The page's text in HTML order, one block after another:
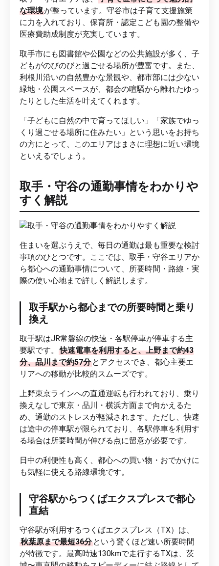
な環境が整っています。守谷市は子育て支援施策
に力を入れており、保育所・認定こども園の整備や
医療費助成制度が充実しています。
取手市にも図書館や公園などの公共施設が多く、子
どもがのびのびと過ごせる場所が豊富です。また、
利根川沿いの自然豊かな景観や、都市部には少ない
緑地・公園スペースが、都会の喧騒から離れたゆっ
たりとした生活を叶えてくれます。
「子どもに自然の中で育ってほしい」「家族でゆっ
くり過ごせる場所に住みたい」という思いをお持ち
の方にとって、このエリアはまさに理想に近い環境
といえるでしょう。
取手・守谷の通勤事情をわかりや
すく解説
住まいを選ぶうえで、毎日の通勤は最も重要な検討
事項のひとつです。ここでは、取手・守谷エリアか
ら都心への通勤事情について、所要時間・路線・実
際の使い心地まで詳しく解説します。
取手駅から都心までの所要時間と乗り
換え
取手駅はJR常磐線の快速・各駅停車が停車する主
要駅です。
快速電車を利用すると、上野まで約43
分、品川まで約57分 とアクセスでき、都心主要エ
リアへの移動が比較的スムーズです。
上野東京ラインへの直通運転も行われており、乗り
換えなしで東京・品川・横浜方面まで向かえるた
め、通勤のストレスが軽減されます。ただし、快速
は途中の停車駅が限られており、各駅停車を利用す
る場合は所要時間が伸びる点に留意が必要です。
日中の利便性も高く、都心への買い物・おでかけに
も気軽に使える路線環境です。
守谷駅からつくばエクスプレスで都心
直結
守谷駅が利用するつくばエクスプレス（TX）は、
秋葉原まで最短36分 という驚くほど速い所要時間
が特徴です。最高時速130kmで走行するTXは、茨